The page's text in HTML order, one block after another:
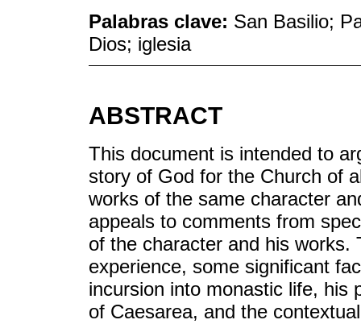
Palabras clave: San Basilio;
Dios; iglesia
ABSTRACT
This document is intended to
story of God for the Church of
works of the same character
appeals to comments from
of the character and his works.
experience, some significant
incursion into monastic life, his
of Caesarea, and the